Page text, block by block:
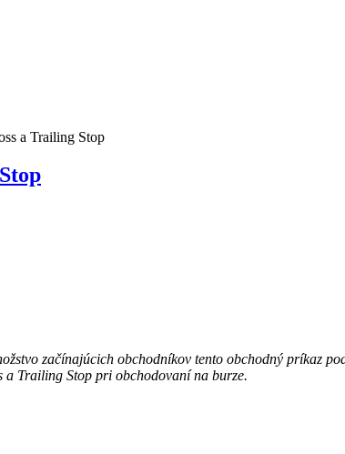
a Trailing Stop
začínajúcich obchodníkov tento obchodný príkaz
Trailing Stop pri obchodovaní na burze.